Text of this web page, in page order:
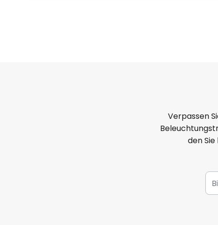
Verpassen
den